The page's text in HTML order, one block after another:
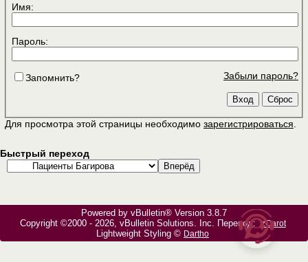
Имя:
Пароль:
Забыли пароль?
Запомнить?
Для просмотра этой страницы необходимо зарегистрироваться
Быстрый переход
Powered by vBulletin® Version 3.8.7
Copyright ©2000 - 2026, vBulletin Solutions, Inc. Перевод: zCarot
Lightweight Styling © Dartho